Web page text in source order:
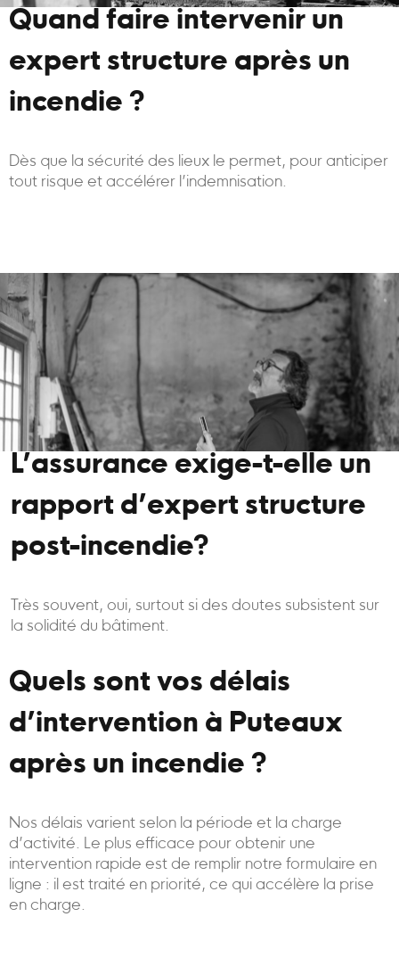
Quand faire intervenir un
expert structure après un
incendie ?
Dès que la sécurité des lieux le permet, pour anticiper
tout risque et accélérer l’indemnisation.
L’assurance exige-t-elle un
rapport d’expert structure
post-incendie?
Très souvent, oui, surtout si des doutes subsistent sur
la solidité du bâtiment.
Quels sont vos délais
d’intervention à Puteaux
après un incendie ?
Nos délais varient selon la période et la charge
d’activité. Le plus efficace pour obtenir une
intervention rapide est de remplir notre formulaire en
ligne : il est traité en priorité, ce qui accélère la prise
en charge.